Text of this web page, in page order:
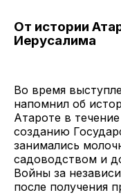
От истории
Иерусалима
Во время
напомнил об
Атароте в
созданию
занимались
садоводством и
Войны за
после получения